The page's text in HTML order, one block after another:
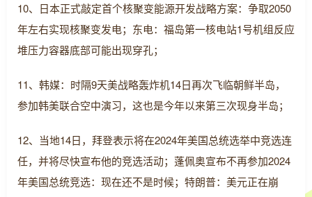
10、日本正式敲定首个核聚变能源开发战略方案：争取2050
年左右实现核聚变发电；东电：福岛第一核电站1号机组反应
堆压力容器底部可能出现穿孔；
11、韩媒：时隔9天美战略轰炸机14日再次飞临朝鲜半岛，
参加韩美联合空中演习，这也是今年以来第三次现身半岛；
12、当地14日，拜登表示将在2024年美国总统选举中竞选连
任，并将尽快宣布他的竞选活动；蓬佩奥宣布不再参加2024
年美国总统竞选：现在还不是时候；特朗普：美元正在崩